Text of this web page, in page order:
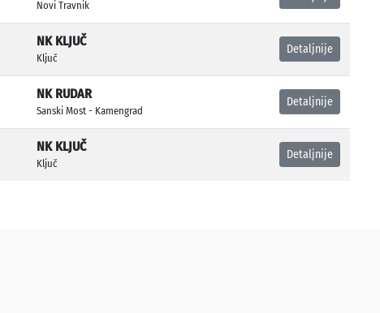
Novi Travnik
NK KLJUČ
Ključ
Detaljnije
NK RUDAR
Sanski Most - Kamengrad
Detaljnije
NK KLJUČ
Ključ
Detaljnije